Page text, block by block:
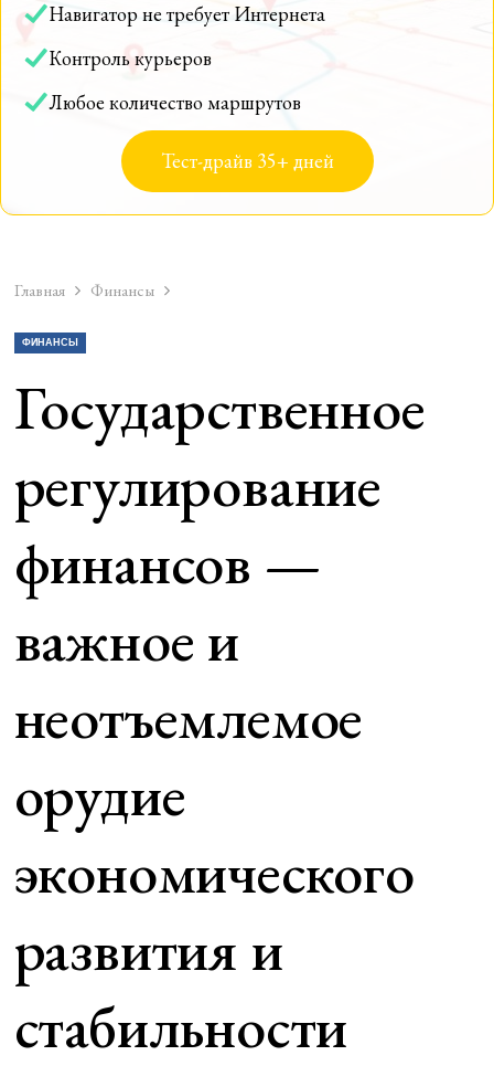
Навигатор не требует Интернета
Контроль курьеров
Любое количество маршрутов
Тест-драйв 35+ дней
Главная Финансы
ФИНАНСЫ
Государственное
регулирование
финансов —
важное и
неотъемлемое
орудие
экономического
развития и
стабильности